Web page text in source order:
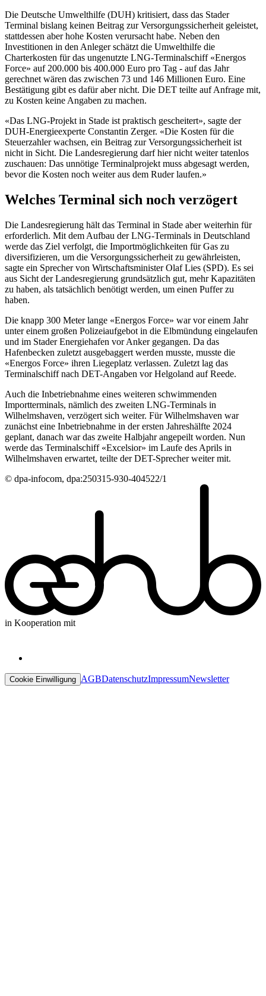
Die Deutsche Umwelthilfe (DUH) kritisiert, dass das Stader
Terminal bislang keinen Beitrag zur Versorgungssicherheit geleistet,
stattdessen aber hohe Kosten verursacht habe. Neben den
Investitionen in den Anleger schätzt die Umwelthilfe die
Charterkosten für das ungenutzte LNG-Terminalschiff «Energos
Force» auf 200.000 bis 400.000 Euro pro Tag - auf das Jahr
gerechnet wären das zwischen 73 und 146 Millionen Euro. Eine
Bestätigung gibt es dafür aber nicht. Die DET teilte auf Anfrage mit,
zu Kosten keine Angaben zu machen.
«Das LNG-Projekt in Stade ist praktisch gescheitert», sagte der
DUH-Energieexperte Constantin Zerger. «Die Kosten für die
Steuerzahler wachsen, ein Beitrag zur Versorgungssicherheit ist
nicht in Sicht. Die Landesregierung darf hier nicht weiter tatenlos
zuschauen: Das unnötige Terminalprojekt muss abgesagt werden,
bevor die Kosten noch weiter aus dem Ruder laufen.»
Welches Terminal sich noch verzögert
Die Landesregierung hält das Terminal in Stade aber weiterhin für
erforderlich. Mit dem Aufbau der LNG-Terminals in Deutschland
werde das Ziel verfolgt, die Importmöglichkeiten für Gas zu
diversifizieren, um die Versorgungssicherheit zu gewährleisten,
sagte ein Sprecher von Wirtschaftsminister Olaf Lies (SPD). Es sei
aus Sicht der Landesregierung grundsätzlich gut, mehr Kapazitäten
zu haben, als tatsächlich benötigt werden, um einen Puffer zu
haben.
Die knapp 300 Meter lange «Energos Force» war vor einem Jahr
unter einem großen Polizeiaufgebot in die Elbmündung eingelaufen
und im Stader Energiehafen vor Anker gegangen. Da das
Hafenbecken zuletzt ausgebaggert werden musste, musste die
«Energos Force» ihren Liegeplatz verlassen. Zuletzt lag das
Terminalschiff nach DET-Angaben vor Helgoland auf Reede.
Auch die Inbetriebnahme eines weiteren schwimmenden
Importterminals, nämlich des zweiten LNG-Terminals in
Wilhelmshaven, verzögert sich weiter. Für Wilhelmshaven war
zunächst eine Inbetriebnahme in der ersten Jahreshälfte 2024
geplant, danach war das zweite Halbjahr angepeilt worden. Nun
werde das Terminalschiff «Excelsior» im Laufe des Aprils in
Wilhelmshaven erwartet, teilte der DET-Sprecher weiter mit.
© dpa-infocom, dpa:250315-930-404522/1
in Kooperation mit
Cookie Einwilligung AGBDatenschutzImpressumNewsletter